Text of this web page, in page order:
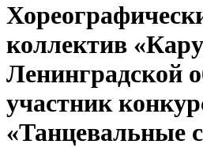
коллектив
Ленинградской
участник
«Танцевальные